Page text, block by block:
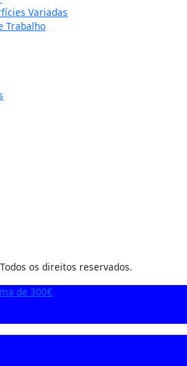
Variadas
Trabalho
os direitos reservados.
de 300€